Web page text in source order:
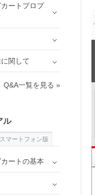
ートプロプ
関して
Q&A一覧を見る »
ル
スマートフォン版
ートの基本